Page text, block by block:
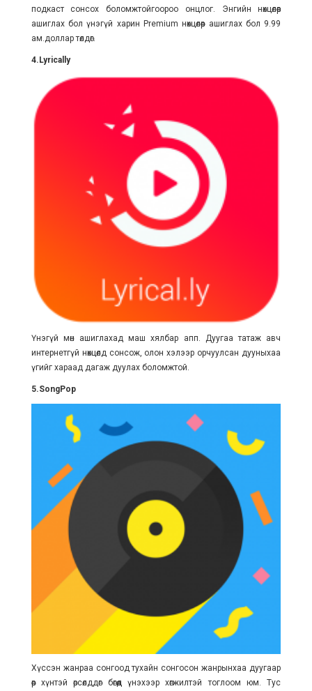
подкаст сонсох боломжтойгоороо онцлог. Энгийн нөхцөлөөр
ашиглах бол үнэгүй харин Premium нөхцөлөөр ашиглах бол 9.99
ам.доллар төлдөг.
4.Lyrically
Үнэгүй мөн ашиглахад маш хялбар апп. Дуугаа татаж авч
интернетгүй нөхцөлд сонсож, олон хэлээр орчуулсан дууныхаа
үгийг хараад дагаж дуулах боломжтой.
5.SongPop
Хүссэн жанраа сонгоод тухайн сонгосон жанрынхаа дуугаар
өөр хүнтэй өрсөлддөг бөгөөд үнэхээр хөгжилтэй тоглоом юм. Тус